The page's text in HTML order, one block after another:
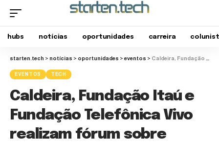
hubs notícias oportunidades carreira
starten.tech > notícias > oportunidades > eventos > Caldeira, Fundação Itaú e Fundação Telefônica Vivo realizam fórum sobre educação para o mundo do trabalho
EVENTOS TECH
Caldeira, Fundação Itaú e
Fundação Telefônica Vivo
realizam fórum sobre